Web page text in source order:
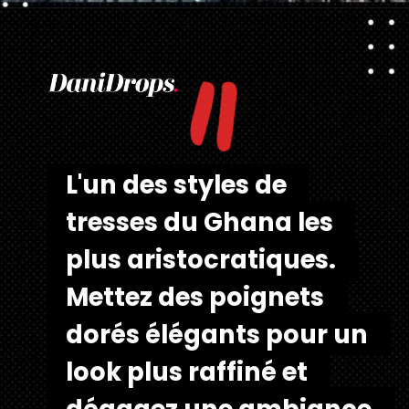
Ouverture "
L'un des styles de
tresses du Ghana les
plus aristocratiques.
Mettez des poignets
dorés élégants pour un
look plus raffiné et
L'un des styles de
tresses du Ghana les
plus aristocratiques.
Mettez des poignets
dorés élégants pour un
look plus raffiné et